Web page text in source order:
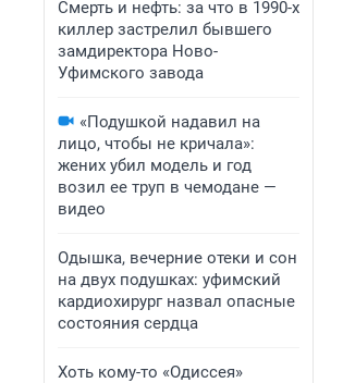
Смерть и нефть: за что в 1990-х
киллер застрелил бывшего
замдиректора Ново-
Уфимского завода
«Подушкой надавил на
лицо, чтобы не кричала»:
жених убил модель и год
возил ее труп в чемодане —
видео
Одышка, вечерние отеки и сон
на двух подушках: уфимский
кардиохирург назвал опасные
состояния сердца
Хоть кому-то «Одиссея»